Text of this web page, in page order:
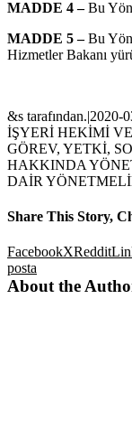
MADDE 4 –Bu
MADDE 5 –Bu
Hizmetler Bakanı
&s tarafından.|2020-
İŞYERİ HEKİMİ
GÖREV, YETKİ,
HAKKINDA
DAİR
Share This Story,
FacebookXReddit
posta
About the